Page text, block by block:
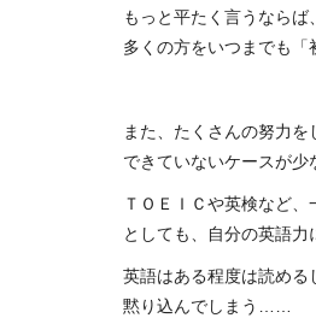
もっと平たく言うなら
多くの方をいつまでも「
また、たくさんの努力
できていないケースが少
ＴＯＥＩＣや英検など
としても、自分の英語
英語はある程度は読める
黙り込んでしまう……